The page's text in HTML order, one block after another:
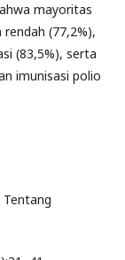
mayoritas
(77,2%),
(83,5%), serta
imunisasi polio
Tentang